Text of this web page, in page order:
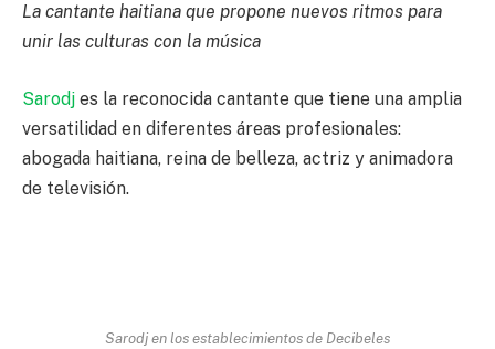
La cantante haitiana que propone nuevos ritmos para
unir las culturas con la música
Sarodj es la reconocida cantante que tiene una amplia
versatilidad en diferentes áreas profesionales:
abogada haitiana, reina de belleza, actriz y animadora
de televisión.
Sarodj en los establecimientos de Decibeles